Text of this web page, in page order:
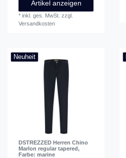
Artikel anzeigen
*inkl. ges. MwSt. zzgl.
Versandkosten
Neuheit
DSTREZZED Herren Chino
Marlon regular tapered,
Farbe: marine